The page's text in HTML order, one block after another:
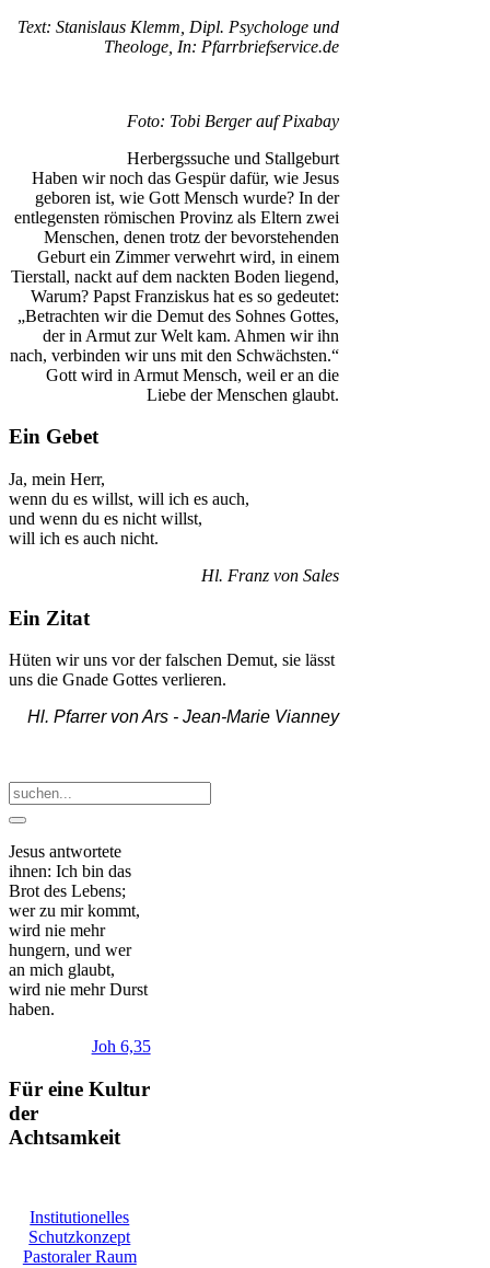
Text: Stanislaus Klemm, Dipl. Psychologe und
Theologe, In: Pfarrbriefservice.de
Foto: Tobi Berger auf Pixabay
Herbergssuche und Stallgeburt
Haben wir noch das Gespür dafür, wie Jesus
geboren ist, wie Gott Mensch wurde? In der
entlegensten römischen Provinz als Eltern zwei
Menschen, denen trotz der bevorstehenden
Geburt ein Zimmer verwehrt wird, in einem
Tierstall, nackt auf dem nackten Boden liegend,
Warum? Papst Franziskus hat es so gedeutet:
„Betrachten wir die Demut des Sohnes Gottes,
der in Armut zur Welt kam. Ahmen wir ihn
nach, verbinden wir uns mit den Schwächsten.“
Gott wird in Armut Mensch, weil er an die
Liebe der Menschen glaubt.
Ein Gebet
Ja, mein Herr,
wenn du es willst, will ich es auch,
und wenn du es nicht willst,
will ich es auch nicht.
Hl. Franz von Sales
Ein Zitat
Hüten wir uns vor der falschen Demut, sie lässt
uns die Gnade Gottes verlieren.
Hl. Pfarrer von Ars -Jean-Marie Vianney
Jesus antwortete
ihnen: Ich bin das
Brot des Lebens;
wer zu mir kommt,
wird nie mehr
hungern, und wer
an mich glaubt,
wird nie mehr Durst
haben.
Joh 6,35
Für eine Kultur
der
Achtsamkeit
Institutionelles
Schutzkonzept
Pastoraler Raum